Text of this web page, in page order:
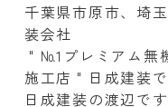
千葉県市原市、埼
装会社
＂№1プレミアム
施工店＂日成建装で
日成建装の渡辺で